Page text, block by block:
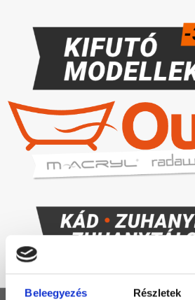
Beleegyezés Részletek